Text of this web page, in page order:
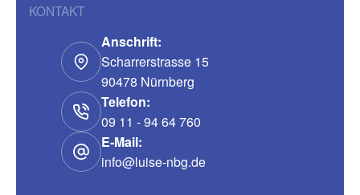
KONTAKT
Anschrift:
Scharrerstrasse 15
90478 Nürnberg
Telefon:
09 11 - 94 64 760
E-Mail:
info@luise-nbg.de